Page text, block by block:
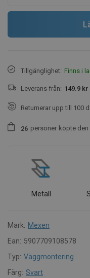
Tillgänglighet: Finns i
Leverans från: 149.9 kr
Returnerar upp till 100
26 personer köpte den
Metall
Mark: Mexen
Ean: 5907709108578
Typ: Väggmontering
Färg: Svart